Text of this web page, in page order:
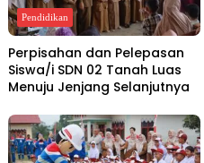
Pendidikan
Perpisahan dan Pelepasan
Siswa/i SDN 02 Tanah Luas
Menuju Jenjang Selanjutnya